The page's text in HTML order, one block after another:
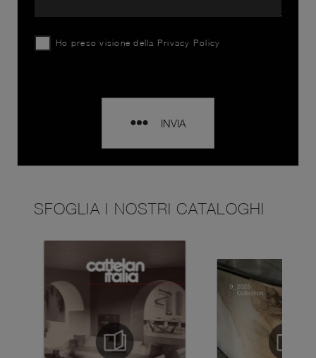
Ho preso visione della Privacy Policy
INVIA
SFOGLIA I NOSTRI CATALOGHI